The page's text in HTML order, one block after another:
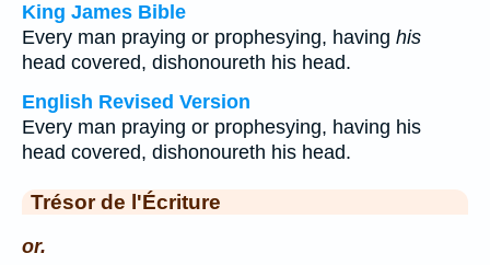
King James Bible
Every man praying or prophesying, having his
head covered, dishonoureth his head.
English Revised Version
Every man praying or prophesying, having his
head covered, dishonoureth his head.
Trésor de l'Écriture
or.